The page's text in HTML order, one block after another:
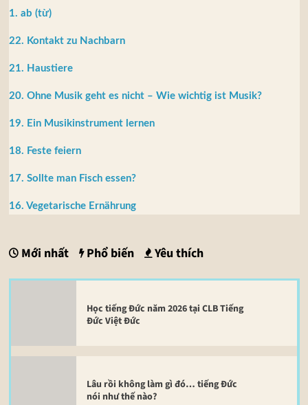
1. ab (từ)
22. Kontakt zu Nachbarn
21. Haustiere
20. Ohne Musik geht es nicht – Wie wichtig ist Musik?
19. Ein Musikinstrument lernen
18. Feste feiern
17. Sollte man Fisch essen?
16. Vegetarische Ernährung
Mới nhất Phổ biến Yêu thích
Học tiếng Đức năm 2026 tại CLB Tiếng
Đức Việt Đức
Lâu rồi không làm gì đó… tiếng Đức
nói như thế nào?